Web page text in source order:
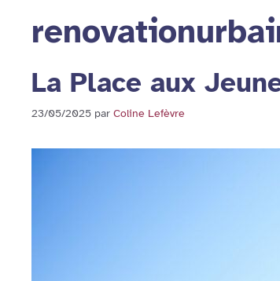
La Place aux
23/05/2025 par Coline Lefèvre